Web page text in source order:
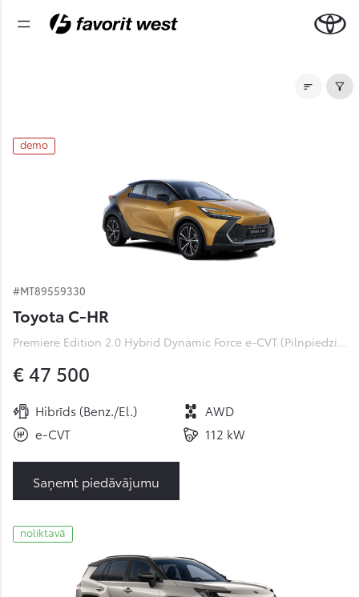
demo
#MT89559330
Toyota C-HR
Premiere Edition 2.0 Hybrid Dynamic Force e-CVT (Pilnpiedziņa) (112 kW)
€ 47 500
Hibrīds (Benz./El.)
AWD
e-CVT
112 kW
Saņemt piedāvājumu
noliktavā